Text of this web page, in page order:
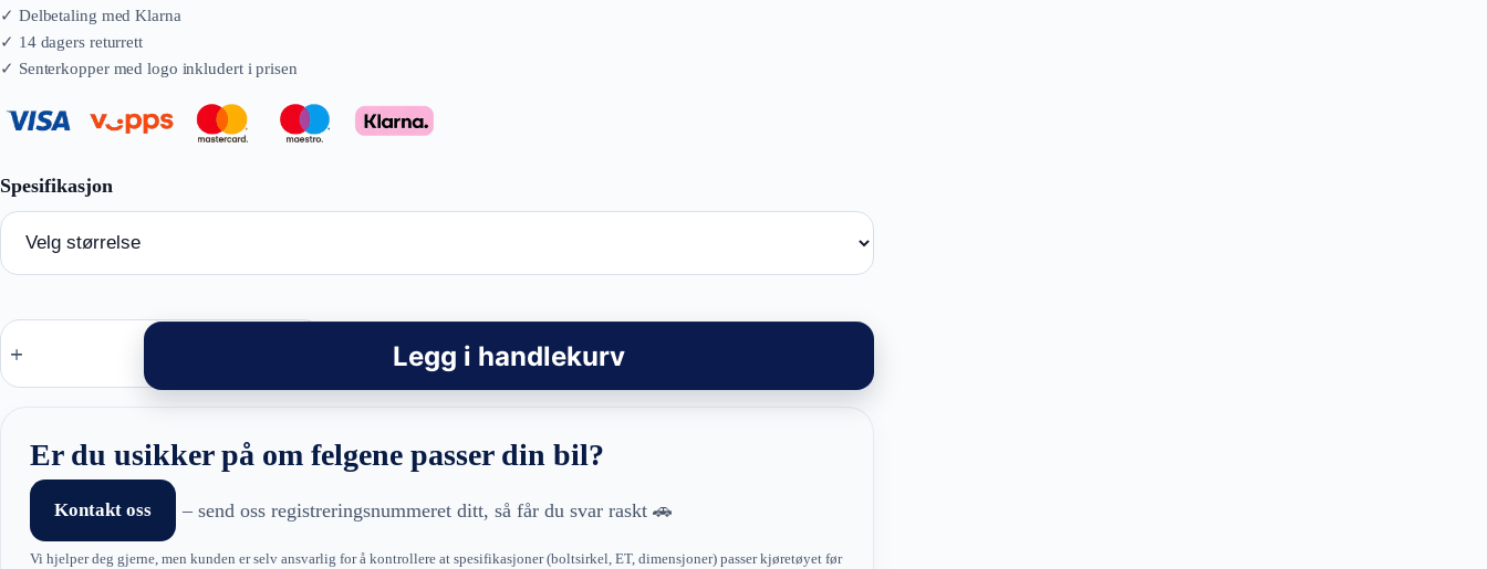
Racingline
A043
Audi
Legg i handlekurv
Er du usikker på om felgene passer din bil?
Kontakt oss – send oss registreringsnummeret ditt, så får du svar raskt 🚗
Vi hjelper deg gjerne, men kunden er selv ansvarlig for å kontrollere at spesifikasjoner (boltsirkel, ET, dimensjoner) passer kjøretøyet før